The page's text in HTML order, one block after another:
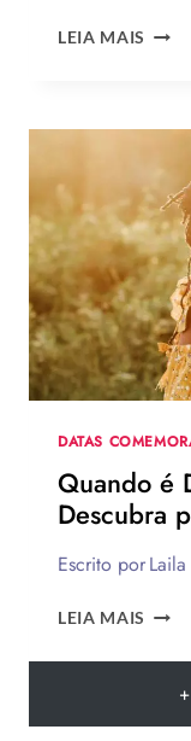
LEIA MAIS CESTA
DOS
MAIS
DE
75
PARA
TE
A
SUA
OU
DATAS
Quando é
Descubra
Escrito por
LEIA MAIS
DIA